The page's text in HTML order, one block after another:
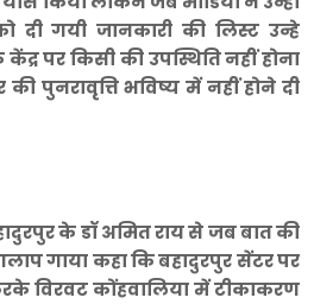
दी गयी जानकारी की लिस्ट उन्हे
पर किसी की उपस्थिति नहीं होना
पुनरावृत्ति भविष्य में नहीं होने दी
के डॉ अमित राय से जब बात की
गाया कहा कि बहादुरपुर सेंटर पर
विरवट कोंहवालिया में टीकाकरण